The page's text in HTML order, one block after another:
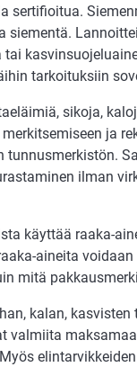
sertifioitua.
tarkoituksiin
sikoja,
ja
ilman
käyttää raaka-
aineita
mitä
kalan,
valmiita